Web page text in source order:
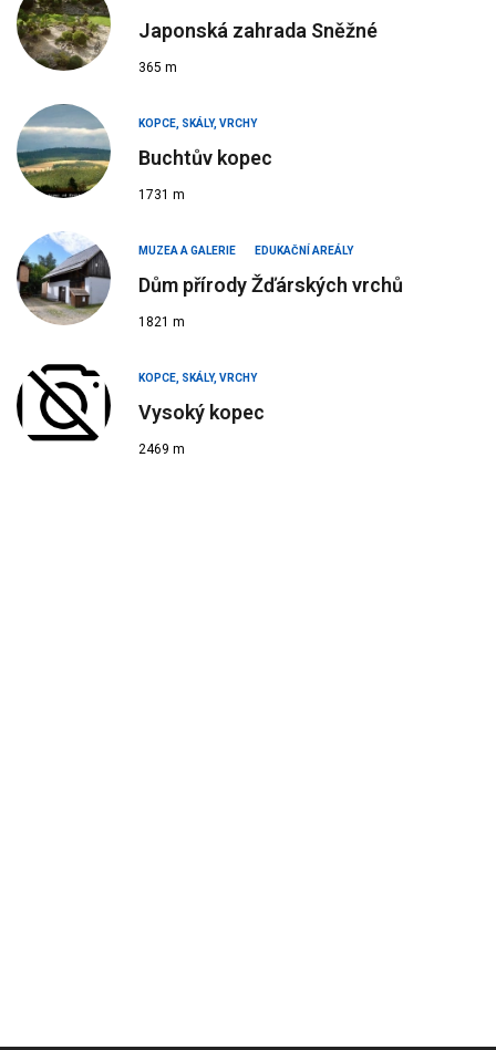
Japonská zahrada Sněžné
365 m
KOPCE, SKÁLY, VRCHY
Buchtův kopec
1731 m
MUZEA A GALERIE EDUKAČNÍ AREÁLY
Dům přírody Žďárských vrchů
1821 m
KOPCE, SKÁLY, VRCHY
Vysoký kopec
2469 m